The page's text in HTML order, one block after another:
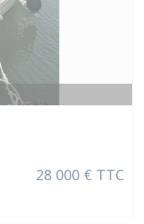
28 000 € TTC